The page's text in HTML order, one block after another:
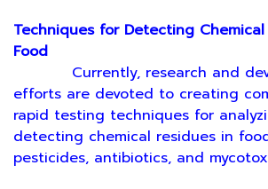
Techniques for Detecting Chemical
Food
Currently, research and
efforts are devoted to creating
rapid testing techniques for
detecting chemical residues in
pesticides, antibiotics, and